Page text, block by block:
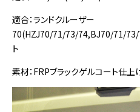
適合：ランドクルーザー
70(HZJ70/71/73/74,BJ70/71/73/
ト
素材：FRPブラックゲルコート仕上